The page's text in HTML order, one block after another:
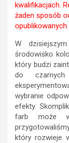
kwalifikacjach.
żaden sposób
opublikowanych
W
środowisko
który budzi
do
wybranie
efekty.
farb może
który rozwieje